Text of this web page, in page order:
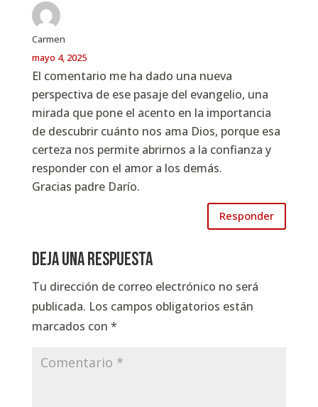
Carmen
mayo 4, 2025
El comentario me ha dado una nueva
perspectiva de ese pasaje del evangelio, una
mirada que pone el acento en la importancia
de descubrir cuánto nos ama Dios, porque esa
certeza nos permite abrirnos a la confianza y
responder con el amor a los demás.
Gracias padre Darío.
Responder
Deja una respuesta
Tu dirección de correo electrónico no será
publicada. Los campos obligatorios están
marcados con *